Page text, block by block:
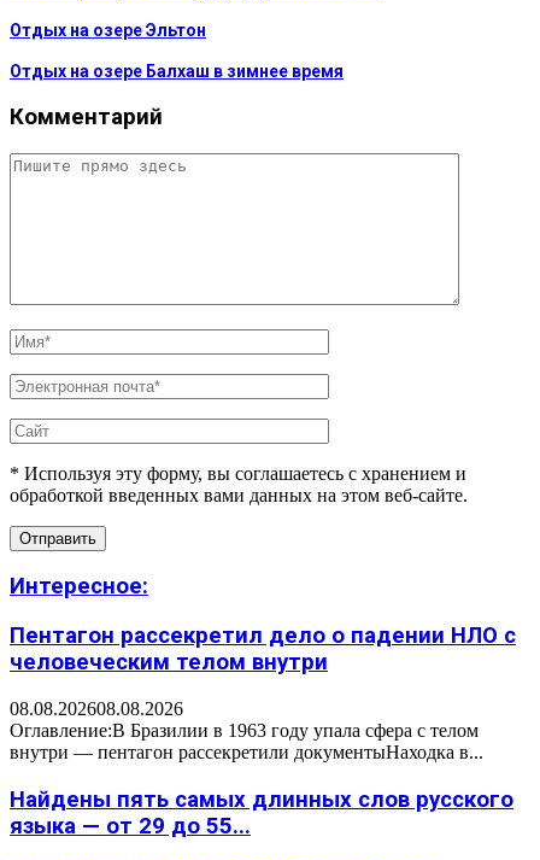
Отдых на озере Эльтон
Отдых на озере Балхаш в зимнее время
Комментарий
* Используя эту форму, вы соглашаетесь с хранением и
обработкой введенных вами данных на этом веб-сайте.
Интересное:
Пентагон рассекретил дело о падении НЛО с
человеческим телом внутри
08.08.202608.08.2026
Оглавление:В Бразилии в 1963 году упала сфера с телом
внутри — пентагон рассекретили документыНаходка в...
Найдены пять самых длинных слов русского
языка — от 29 до 55...